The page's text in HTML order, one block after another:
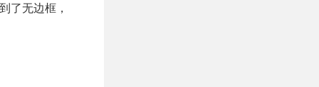
了无边框，